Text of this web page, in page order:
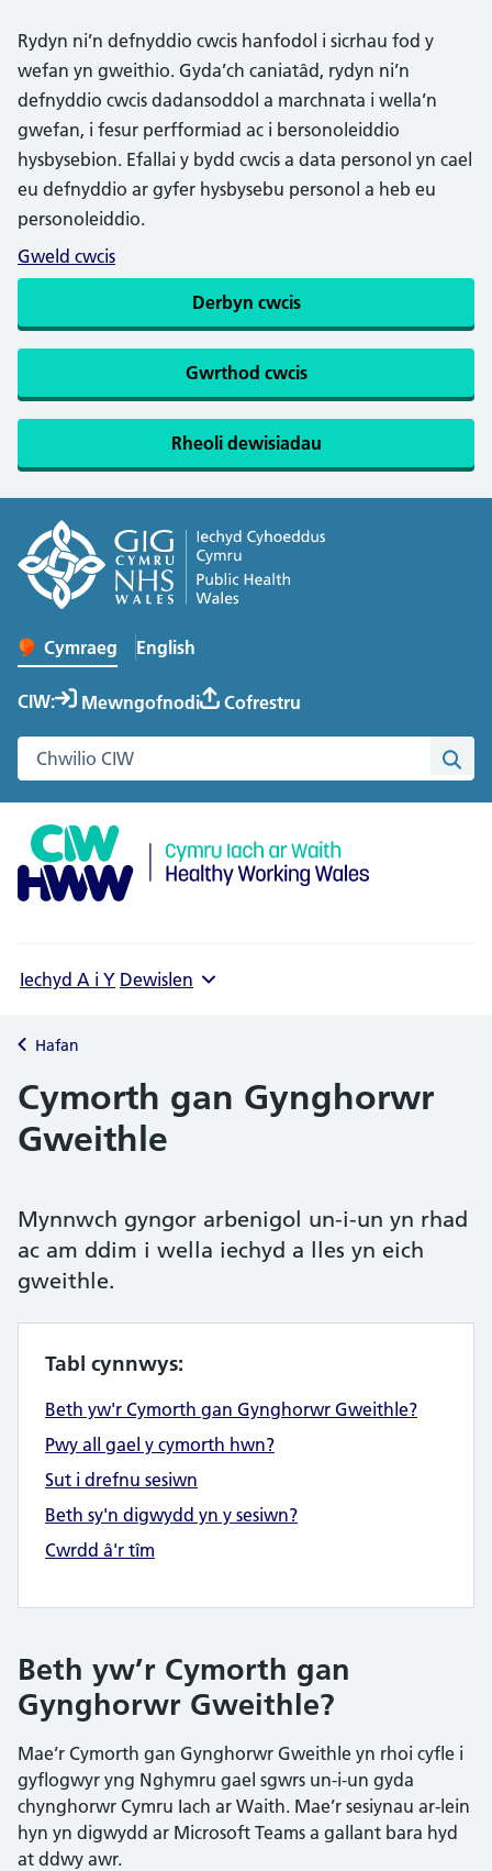
Rydyn ni’n defnyddio cwcis hanfodol i sicrhau fod y
wefan yn gweithio. Gyda’ch caniatâd, rydyn ni’n
defnyddio cwcis dadansoddol a marchnata i wella’n
gwefan, i fesur perfformiad ac i bersonoleiddio
hysbysebion. Efallai y bydd cwcis a data personol yn cael
eu defnyddio ar gyfer hysbysebu personol a heb eu
personoleiddio.
Gweld cwcis
Derbyn cwcis
Gwrthod cwcis
Rheoli dewisiadau
Newid iaith y wefan
Cymraeg English
– Change the language to English
CIW: Mewngofnodi Cofrestru
Chwilio gwefan Cymru Iach ar Waith
Iechyd A i Y Dewislen
Hafan
Cymorth gan Gynghorwr
Gweithle
Mynnwch gyngor arbenigol un-i-un yn rhad
ac am ddim i wella iechyd a lles yn eich
gweithle.
Tabl cynnwys:
Beth yw'r Cymorth gan Gynghorwr Gweithle?
Pwy all gael y cymorth hwn?
Sut i drefnu sesiwn
Beth sy'n digwydd yn y sesiwn?
Cwrdd â'r tîm
Beth yw’r Cymorth gan
Gynghorwr Gweithle?
Mae’r Cymorth gan Gynghorwr Gweithle yn rhoi cyfle i
gyflogwyr yng Nghymru gael sgwrs un-i-un gyda
chynghorwr Cymru Iach ar Waith. Mae’r sesiynau ar-lein
hyn yn digwydd ar Microsoft Teams a gallant bara hyd
at ddwy awr.